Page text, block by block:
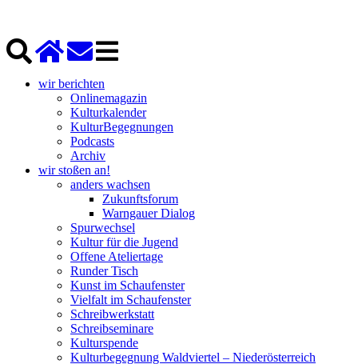
wir berichten
Onlinemagazin
Kulturkalender
KulturBegegnungen
Podcasts
Archiv
wir stoßen an!
anders wachsen
Zukunftsforum
Warngauer Dialog
Spurwechsel
Kultur für die Jugend
Offene Ateliertage
Runder Tisch
Kunst im Schaufenster
Vielfalt im Schaufenster
Schreibwerkstatt
Schreibseminare
Kulturspende
Kulturbegegnung Waldviertel – Niederösterreich